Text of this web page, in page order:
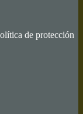
de protección